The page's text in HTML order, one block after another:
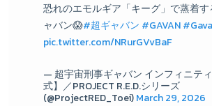
恐れのエモルギア「キーグ」で蒸着
ャバン😱#超ギャバン #GAVAN
pic.twitter.com/NRurGVvBaF
— 超宇宙刑事ギャバン インフィニテ
式】／PROJECT R.E.D.シリーズ
(@ProjectRED_Toei)March 29, 2026